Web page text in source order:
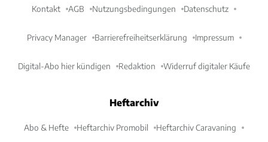
Kontakt AGB Nutzungsbedingungen Datenschutz
Privacy Manager Barrierefreiheitserklärung Impressum
Digital-Abo hier kündigen Redaktion Widerruf digitaler Käufe
Heftarchiv
Abo & Hefte Heftarchiv Promobil Heftarchiv Caravaning